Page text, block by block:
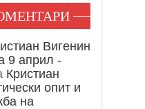
Вигенин
9 април -
Кристиан
опит и
на